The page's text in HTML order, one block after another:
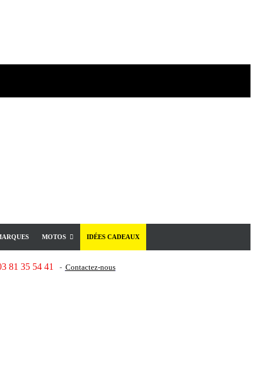
MOTOS IDÉES CADEAUX
81 35 54 41 - Contactez-nous